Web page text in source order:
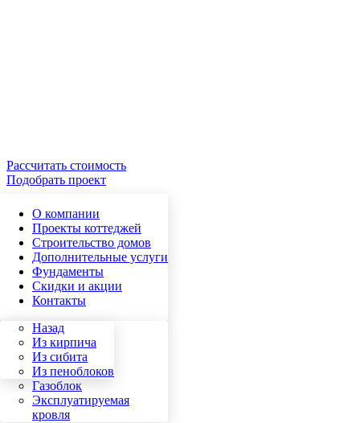
О компании
Проекты коттеджей
Назад
Кирпич
Сибит
Пеноблок
Газоблок
Эксплуатируемая
кровля
Строительство домов
Назад
Из кирпича
Из сибита
Из пеноблоков
Дополнительные услуги
Фундаменты
Скидки и акции
Контакты
Рассчитать стоимость
Подобрать проект